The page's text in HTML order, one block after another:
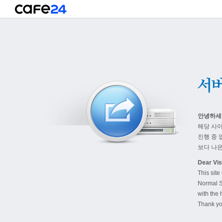
안녕하
해당 사
진행 중
보다 나
Dear
This site
Normal
with the
Thank